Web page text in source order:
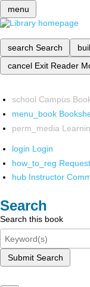
menu
search Search
cancel Exit Reader
school Campus
menu_book
perm_media
login Login
how_to_reg
hub Instructor
Search
Search this book
Submit Search